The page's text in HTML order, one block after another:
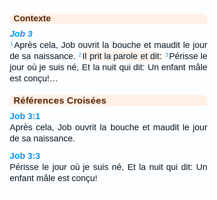
Contexte
Job 3
1 Après cela, Job ouvrit la bouche et maudit le jour
de sa naissance.
2 Il prit la parole et dit: 3 Périsse le
jour où je suis né, Et la nuit qui dit: Un enfant mâle
est conçu!…
Références Croisées
Job 3:1
Après cela, Job ouvrit la bouche et maudit le jour
de sa naissance.
Job 3:3
Périsse le jour où je suis né, Et la nuit qui dit: Un
enfant mâle est conçu!